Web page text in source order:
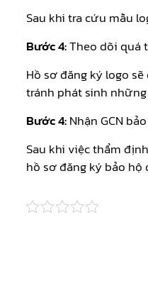
Sau khi tra cứu mẫu
Bước 4:Theo dõi quá
Hồ sơ đăng ký logo
tránh phát sinh
Bước 4:Nhận GCN
Sau khi việc thẩm
hồ sơ đăng ký bảo hộ